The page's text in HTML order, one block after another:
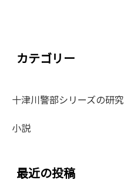
カテゴリー
十津川警部シリーズの研究
小説
最近の投稿